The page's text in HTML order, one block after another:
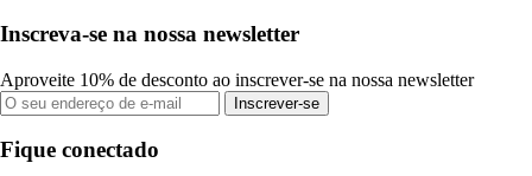
Inscreva-se na nossa newsletter
Aproveite 10% de desconto ao inscrever-se na nossa newsletter
Inscrever-se
Fique conectado